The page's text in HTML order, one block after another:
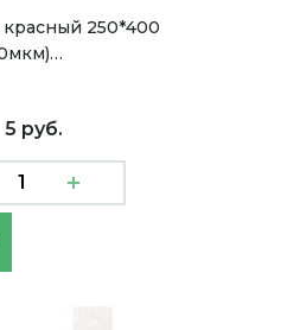
250*400
5 руб.